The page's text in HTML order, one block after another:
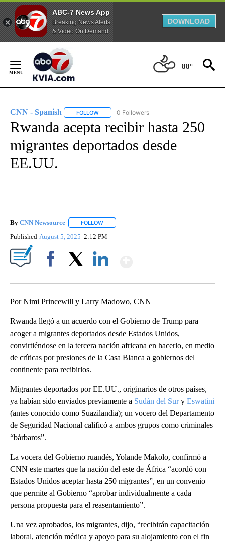
ABC-7 News App
Breaking News Alerts
& Video On Demand
DOWNLOAD
Content
88°
CNN - Spanish FOLLOW FOLLOW "CNN - SPANISH" TO RECEIVE
0 Followers
Rwanda acepta recibir hasta 250
migrantes deportados desde
EE.UU.
By CNN Newsource FOLLOW
Published August 5, 2025 2:12 PM
Por Nimi Princewill y Larry Madowo, CNN
Rwanda llegó a un acuerdo con el Gobierno de Trump para
acoger a migrantes deportados desde Estados Unidos,
convirtiéndose en la tercera nación africana en hacerlo, en medio
de críticas por presiones de la Casa Blanca a gobiernos del
continente para recibirlos.
Migrantes deportados por EE.UU., originarios de otros países,
ya habían sido enviados previamente a Sudán del Sury Eswatini
(antes conocido como Suazilandia); un vocero del Departamento
de Seguridad Nacional calificó a ambos grupos como criminales
“bárbaros”.
La vocera del Gobierno ruandés, Yolande Makolo, confirmó a
CNN este martes que la nación del este de África “acordó con
Estados Unidos aceptar hasta 250 migrantes”, en un convenio
que permite al Gobierno “aprobar individualmente a cada
persona propuesta para el reasentamiento”.
Una vez aprobados, los migrantes, dijo, “recibirán capacitación
laboral, atención médica y apoyo para su alojamiento con el fin